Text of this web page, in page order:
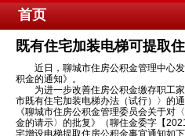
首页
既有住宅加装电梯可提取
近日，聊城市住房公积金管理中心发
积金的通知》。
为进一步改善住房公积金缴存职工家
市既有住宅加装电梯办法（试行）〉的
《聊城市住房公积金管理委员会关于对
金的请示〉的批复》（聊住金委字【
宅增设电梯提取住房公积金事宜通知如下